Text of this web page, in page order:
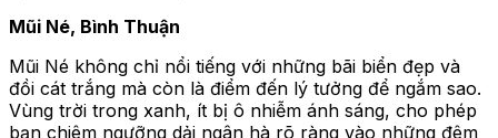
Mũi Né, Bình Thuận
Mũi Né không chỉ nổi tiếng với những bãi biển đẹp và
đồi cát trắng mà còn là điểm đến lý tưởng để ngắm sao.
Vùng trời trong xanh, ít bị ô nhiễm ánh sáng, cho phép
bạn chiêm ngưỡng dải ngân hà rõ ràng vào những đêm